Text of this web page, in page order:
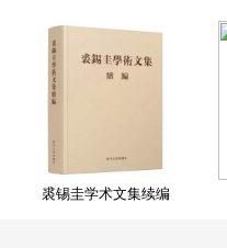
裘锡圭学术文集续编